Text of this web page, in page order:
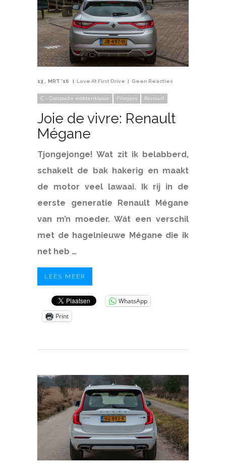
13 MRT '16 Love At First Drive Geen Reacties
C - Compacte middenklasse Filmpjes Renault
Joie de vivre: Renault
Mégane
Tjongejonge! Wat zit ik belabberd,
schakelt de bak hakerig en maakt
de motor veel lawaai. Ik rij in de
eerste generatie Renault Mégane
van m’n moeder. Wát een verschil
met de hagelnieuwe Mégane die ik
net heb …
LEES MEER
WhatsApp
Print